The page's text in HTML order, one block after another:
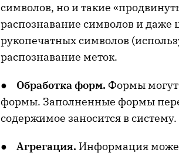
символов, но и такие
распознавание символов и даже
рукопечатных символов
распознавание меток.
● Обработка форм. Формы
формы. Заполненные формы
содержимое заносится в систему.
● Агрегация. Информация